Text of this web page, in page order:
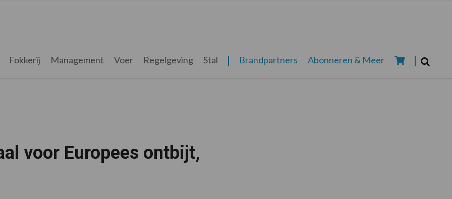
Fokkerij Management Voer Regelgeving Stal Brandpartners Abonneren & Meer
voor Europees ontbijt,